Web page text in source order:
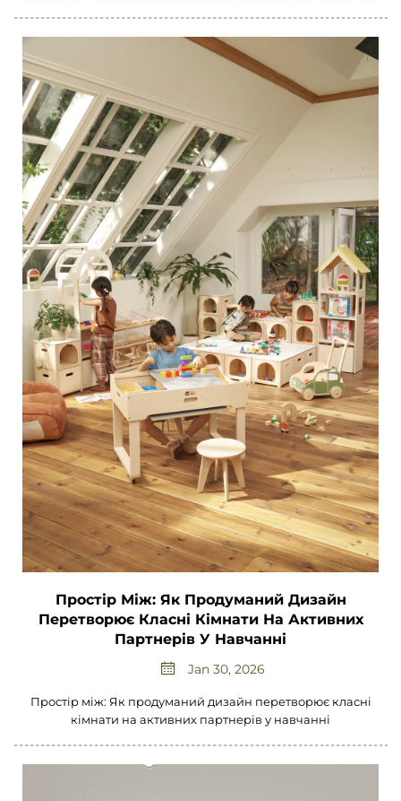
Простір Між: Як Продуманий Дизайн
Перетворює Класні Кімнати На Активних
Партнерів У Навчанні
Jan 30, 2026
Простір між: Як продуманий дизайн перетворює класні
кімнати на активних партнерів у навчанні